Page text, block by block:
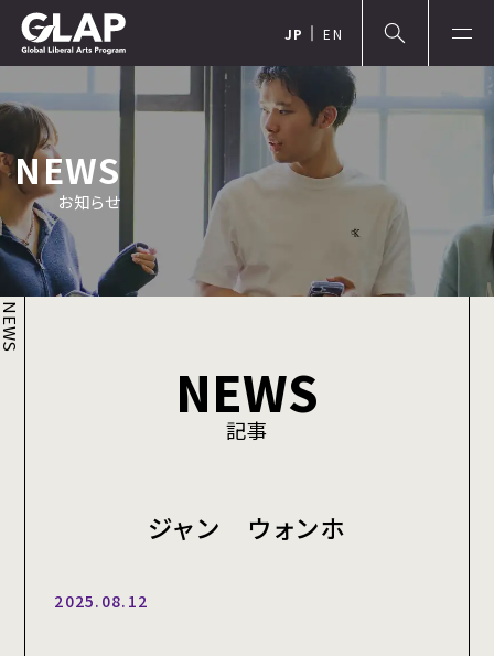
JP EN
NEWS
お知らせ
NEWS
NEWS
記事
ジャン ウォンホ
2025.08.12